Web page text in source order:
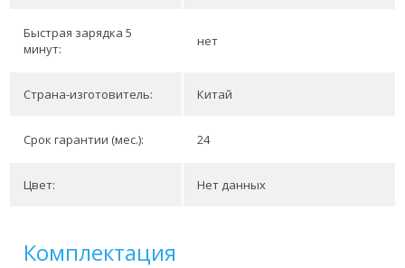
Быстрая зарядка 5
минут:
нет
Страна-изготовитель: Китай
Срок гарантии (мес.): 24
Цвет: Нет данных
Комплектация